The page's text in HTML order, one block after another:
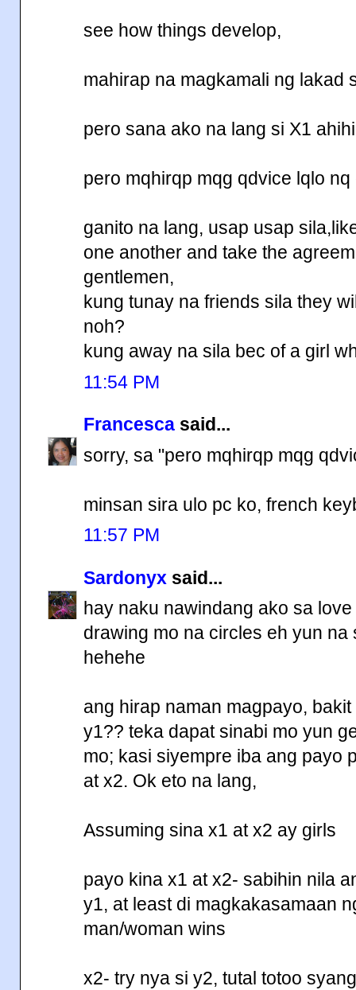
see how things develop,
mahirap na magkamali ng lakad
pero sana ako na lang si X1
pero mqhirqp mqg qdvice lqlo
ganito na lang, usap usap
one another and take the
gentlemen,
kung tunay na friends sila they
noh?
kung away na sila bec of a girl
11:54 PM
Francesca said...
sorry, sa "pero mqhirqp mqg
minsan sira ulo pc ko, french
11:57 PM
Sardonyx said...
hay naku nawindang ako sa
drawing mo na circles eh yun
hehehe
ang hirap naman magpayo,
y1?? teka dapat sinabi mo yun
mo; kasi siyempre iba ang payo
at x2. Ok eto na lang,
Assuming sina x1 at x2 ay girls
payo kina x1 at x2- sabihin nila
y1, at least di magkakasamaan
man/woman wins
x2- try nya si y2, tutal totoo